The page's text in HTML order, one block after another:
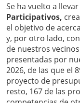
Se ha vuelto a
Participativos,
el objetivo de
y, por otro lado,
de nuestros
presentadas por
2026, de las que el
proyecto de
resto, 167 de las